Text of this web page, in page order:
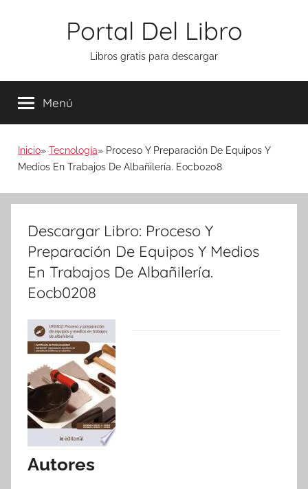
Portal Del Libro
Libros gratis para descargar
Menú
Inicio Tecnología
Proceso Y Preparación De Equipos Y
Medios En Trabajos De Albañilería. Eocb0208
Descargar Libro: Proceso Y
Preparación De Equipos Y Medios
En Trabajos De Albañilería.
Eocb0208
Autores